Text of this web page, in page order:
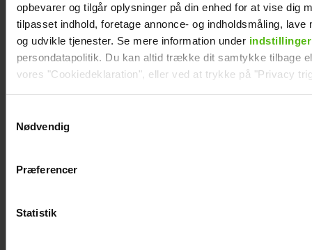
opbevarer og tilgår oplysninger på din enhed for at vise dig
tilpasset indhold, foretage annonce- og indholdsmåling, lave
og udvikle tjenester. Se mere information under indstillinger
persondatapolitik. Du kan altid trække dit samtykke tilbage
vores "Cookiedeklaration", eller ved at trykke på "Privacy
Vi anvender egne cookies og cookies fra tredjeparter til at
generere statistik og huske dine præferencer samt til brug
Nødvendig
Præferencer
Statistik
Mascha og Troels har taget stor beslutning